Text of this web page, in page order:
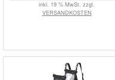
inkl. 19 % MwSt. zzgl.
VERSANDKOSTEN